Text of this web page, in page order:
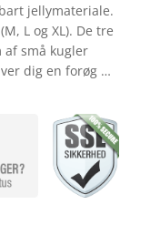
jellymateriale.
L og XL). De tre
små kugler
dig en forøg …